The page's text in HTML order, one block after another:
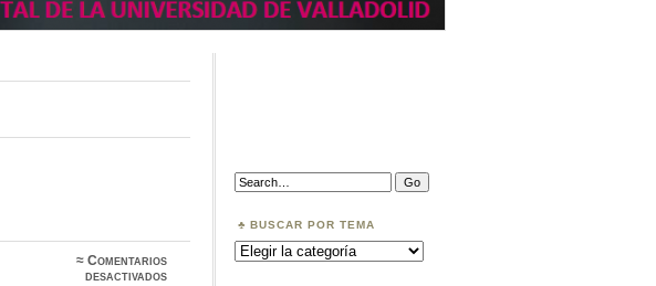
≈Comentarios
desactivadosen
Search:
BUSCAR POR TEMA
Buscar
por